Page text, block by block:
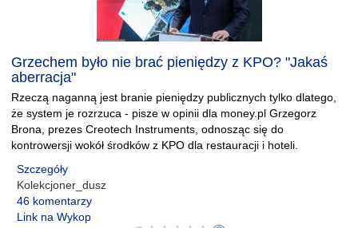
Grzechem było nie brać pieniędzy z KPO? "Jakaś
aberracja"
Rzeczą naganną jest branie pieniędzy publicznych tylko dlatego,
że system je rozrzuca - pisze w opinii dla money.pl Grzegorz
Brona, prezes Creotech Instruments, odnosząc się do
kontrowersji wokół środków z KPO dla restauracji i hoteli.
Szczegóły
Kolekcjoner_dusz
46 komentarzy
Link na Wykop